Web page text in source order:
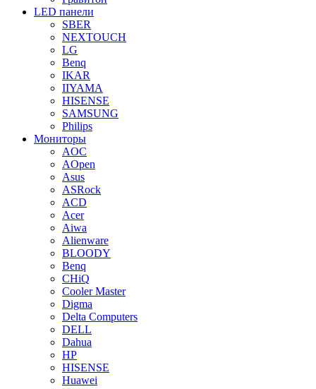
LED панели
SBER
NEXTOUCH
LG
Benq
IKAR
IIYAMA
HISENSE
SAMSUNG
Philips
Мониторы
AOC
AOpen
Asus
ASRock
ACD
Acer
Aiwa
Alienware
BLOODY
Benq
CHiQ
Cooler Master
Digma
Delta Computers
DELL
Dahua
HP
HISENSE
Huawei